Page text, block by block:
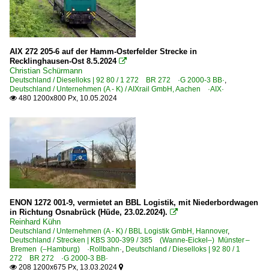
AIX 272 205-6 auf der Hamm-Osterfelder Strecke in
Recklinghausen-Ost 8.5.2024 
Christian Schürmann
Deutschland / Dieselloks | 92 80 / 1 272 BR 272 ·G 2000-3 BB·,
Deutschland / Unternehmen (A - K) / AIXrail GmbH, Aachen ·AIX·
 480 1200x800 Px, 10.05.2024
ENON 1272 001-9, vermietet an BBL Logistik, mit Niederbordwagen
in Richtung Osnabrück (Hüde, 23.02.2024). 
Reinhard Kühn
Deutschland / Unternehmen (A - K) / BBL Logistik GmbH, Hannover,
Deutschland / Strecken | KBS 300-399 / 385 (Wanne-Eickel–) Münster –
Bremen (–Hamburg) ·Rollbahn·, Deutschland / Dieselloks | 92 80 / 1
272 BR 272 ·G 2000-3 BB·
 208 1200x675 Px, 13.03.2024 